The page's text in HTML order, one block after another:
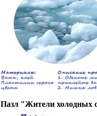
Пазл "Жители холодных